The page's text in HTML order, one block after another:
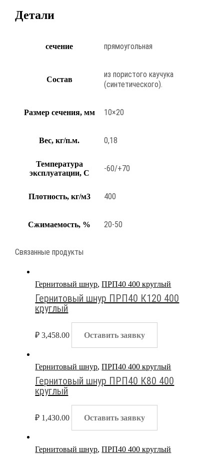
Детали
сечение прямоугольная
Состав
из пористого каучука
(синтетического).
Размер сечения, мм 10×20
Вес, кг/п.м. 0,18
Температура
эксплуатации, С
-60/+70
Плотность, кг/м3 400
Сжимаемость, % 20-50
Связанные продукты
Гернитовый шнур,ПРП40 400 круглый
Гернитовый шнур ПРП40 К120 400
круглый
₽ 3,458.00 Оставить заявку
Гернитовый шнур,ПРП40 400 круглый
Гернитовый шнур ПРП40 К80 400
круглый
₽ 1,430.00 Оставить заявку
Гернитовый шнур,ПРП40 400 круглый